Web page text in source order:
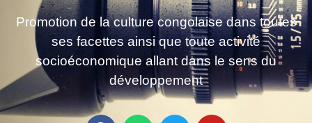
Promotion de la culture congolaise dans toutes
ses facettes ainsi que toute activité
socioéconomique allant dans le sens du
développement